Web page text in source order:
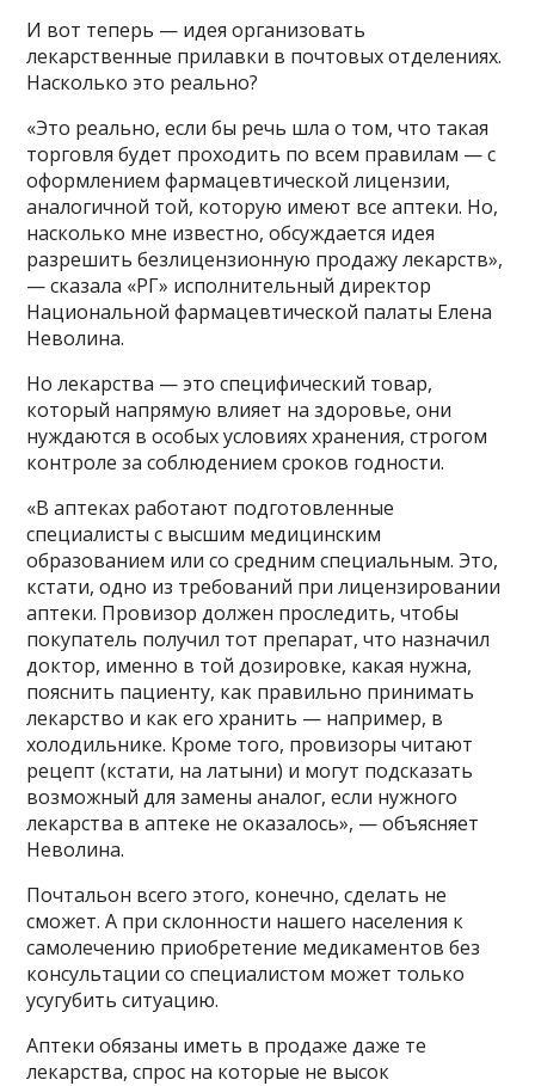
И вот теперь — идея организовать
лекарственные прилавки в почтовых отделениях.
Насколько это реально?
«Это реально, если бы речь шла о том, что такая
торговля будет проходить по всем правилам — с
оформлением фармацевтической лицензии,
аналогичной той, которую имеют все аптеки. Но,
насколько мне известно, обсуждается идея
разрешить безлицензионную продажу лекарств»,
— сказала «РГ» исполнительный директор
Национальной фармацевтической палаты Елена
Неволина.
Но лекарства — это специфический товар,
который напрямую влияет на здоровье, они
нуждаются в особых условиях хранения, строгом
контроле за соблюдением сроков годности.
«В аптеках работают подготовленные
специалисты с высшим медицинским
образованием или со средним специальным. Это,
кстати, одно из требований при лицензировании
аптеки. Провизор должен проследить, чтобы
покупатель получил тот препарат, что назначил
доктор, именно в той дозировке, какая нужна,
пояснить пациенту, как правильно принимать
лекарство и как его хранить — например, в
холодильнике. Кроме того, провизоры читают
рецепт (кстати, на латыни) и могут подсказать
возможный для замены аналог, если нужного
лекарства в аптеке не оказалось», — объясняет
Неволина.
Почтальон всего этого, конечно, сделать не
сможет. А при склонности нашего населения к
самолечению приобретение медикаментов без
консультации со специалистом может только
усугубить ситуацию.
Аптеки обязаны иметь в продаже даже те
лекарства, спрос на которые не высок